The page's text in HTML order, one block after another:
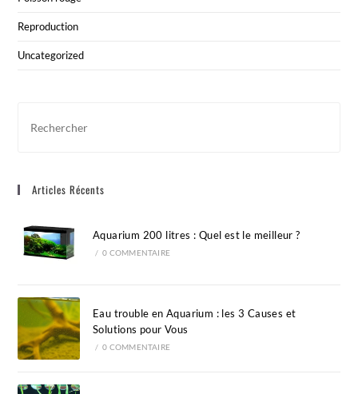
Reproduction
Uncategorized
Articles Récents
Aquarium 200 litres : Quel est le meilleur ?
/ 0 COMMENTAIRE
Eau trouble en Aquarium : les 3 Causes et
Solutions pour Vous
/ 0 COMMENTAIRE